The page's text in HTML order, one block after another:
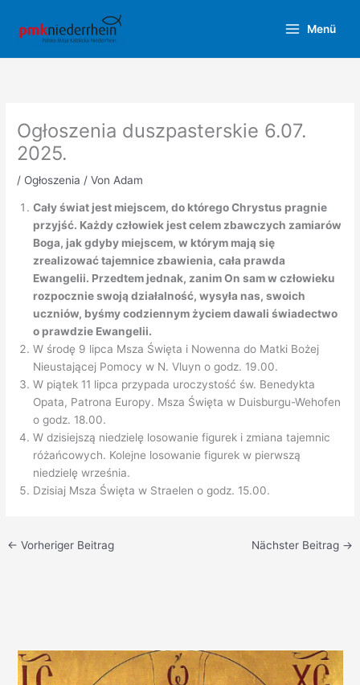
Inhalt
springen
Menü
Ogłoszenia duszpasterskie 6.07.
2025.
/ Ogłoszenia / Von Adam
Cały świat jest miejscem, do którego Chrystus pragnie
przyjść. Każdy człowiek jest celem zbawczych zamiarów
Boga, jak gdyby miejscem, w którym mają się
zrealizować tajemnice zbawienia, cała prawda
Ewangelii. Przedtem jednak, zanim On sam w człowieku
rozpocznie swoją działalność, wysyła nas, swoich
uczniów, byśmy codziennym życiem dawali świadectwo
o prawdzie Ewangelii.
W środę 9 lipca Msza Święta i Nowenna do Matki Bożej
Nieustającej Pomocy w N. Vluyn o godz. 19.00.
W piątek 11 lipca przypada uroczystość św. Benedykta
Opata, Patrona Europy. Msza Święta w Duisburgu-Wehofen
o godz. 18.00.
W dzisiejszą niedzielę losowanie figurek i zmiana tajemnic
różańcowych. Kolejne losowanie figurek w pierwszą
niedzielę września.
Dzisiaj Msza Święta w Straelen o godz. 15.00.
← Vorheriger Beitrag Nächster Beitrag →